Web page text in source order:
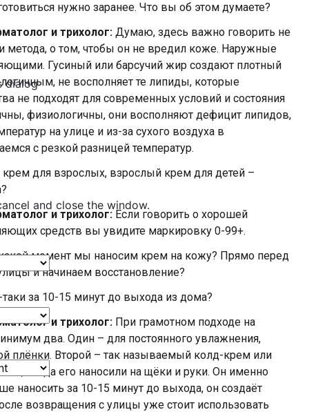
dialog
and close the window.
нужно заранее. Что вы об этом думаете?
и трихолог: Думаю, здесь важно говорить не
метода, о том, чтобы он не вредил коже. Наружные
Гусиный или барсучий жир создают плотный
не восполняет те липиды, которые
не подходят для современных условий и состояния
физиологичны, они восполняют дефицит липидов,
на улице и из-за сухого воздуха в
с резкой разницей температур.
для взрослых, взрослый крем для детей –
и трихолог: Если говорить о хорошей
средств вы увидите маркировку 0-99+.
момент мы наносим крем на кожу? Прямо перед
и начинаем восстановление?
за 10-15 минут до выхода из дома?
и трихолог: При грамотном подходе на
два. Один – для постоянного увлажнения,
плёнки. Второй – так называемый колд-крем или
когда его наносили на щёки и руки. Он именно
наносить за 10-15 минут до выхода, он создаёт
возвращения с улицы уже стоит использовать